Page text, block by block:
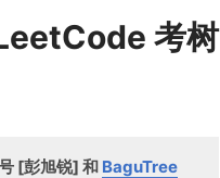
考树
[彭旭锐] 和 BaguTree